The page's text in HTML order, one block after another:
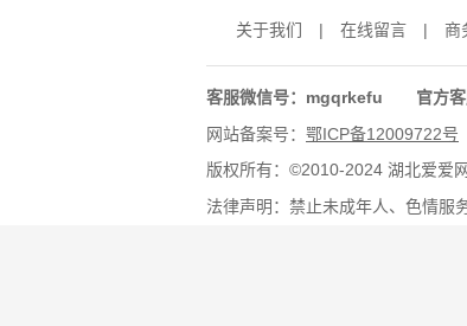
关于我们 | 在线留言 | 商
客服微信号：mgqrkefu 官方客
网站备案号： 鄂ICP备12009722号
版权所有：©2010-2024 湖北爱爱
法律声明：禁止未成年人、色情服